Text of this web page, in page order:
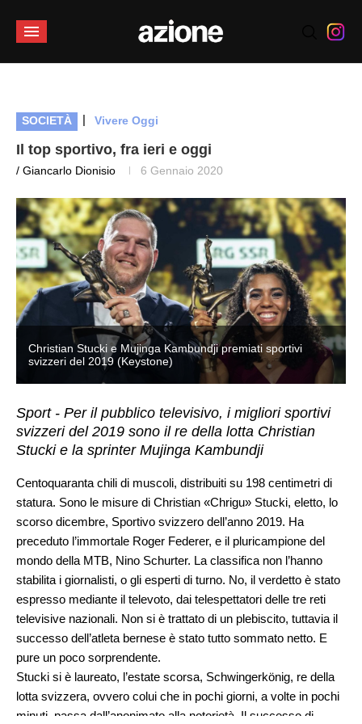
SOCIETÀ | Vivere Oggi
Il top sportivo, fra ieri e oggi
/ Giancarlo Dionisio 6 Gennaio 2020
Christian Stucki e Mujinga Kambundji premiati sportivi
svizzeri del 2019 (Keystone)
Sport - Per il pubblico televisivo, i migliori sportivi
svizzeri del 2019 sono il re della lotta Christian
Stucki e la sprinter Mujinga Kambundji
Centoquaranta chili di muscoli, distribuiti su 198 centimetri di
statura. Sono le misure di Christian «Chrigu» Stucki, eletto, lo
scorso dicembre, Sportivo svizzero dell’anno 2019. Ha
preceduto l’immortale Roger Federer, e il pluricampione del
mondo della MTB, Nino Schurter. La classifica non l’hanno
stabilita i giornalisti, o gli esperti di turno. No, il verdetto è stato
espresso mediante il televoto, dai telespettatori delle tre reti
televisive nazionali. Non si è trattato di un plebiscito, tuttavia il
successo dell’atleta bernese è stato tutto sommato netto. E
pure un poco sorprendente.
Stucki si è laureato, l’estate scorsa, Schwingerkönig, re della
lotta svizzera, ovvero colui che in pochi giorni, a volte in pochi
minuti, passa dall’anonimato alla notorietà. Il successo di